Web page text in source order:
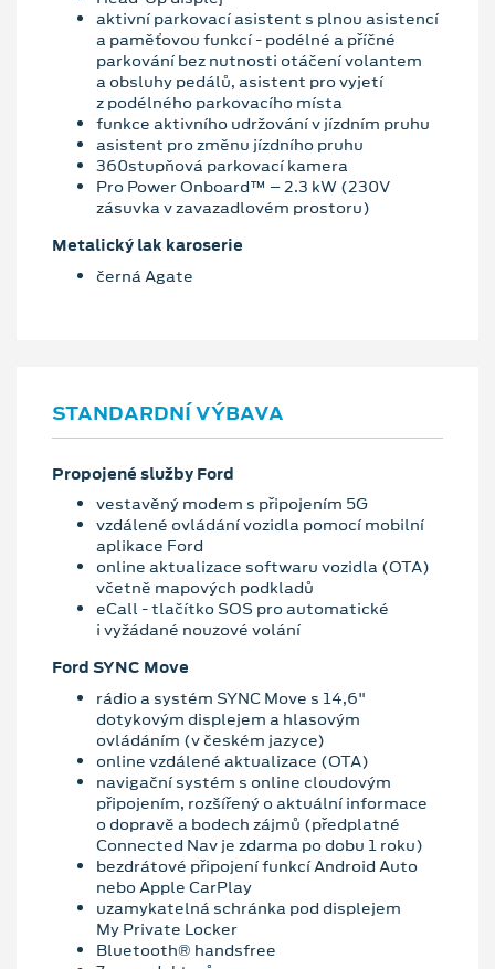
aktivní parkovací asistent s plnou asistencí
a paměťovou funkcí - podélné a příčné
parkování bez nutnosti otáčení volantem
a obsluhy pedálů, asistent pro vyjetí
z podélného parkovacího místa
funkce aktivního udržování v jízdním pruhu
asistent pro změnu jízdního pruhu
360stupňová parkovací kamera
Pro Power Onboard™ – 2.3 kW (230V
zásuvka v zavazadlovém prostoru)
Metalický lak karoserie
černá Agate
STANDARDNÍ VÝBAVA
Propojené služby Ford
vestavěný modem s připojením 5G
vzdálené ovládání vozidla pomocí mobilní
aplikace Ford
online aktualizace softwaru vozidla (OTA)
včetně mapových podkladů
eCall - tlačítko SOS pro automatické
i vyžádané nouzové volání
Ford SYNC Move
rádio a systém SYNC Move s 14,6"
dotykovým displejem a hlasovým
ovládáním (v českém jazyce)
online vzdálené aktualizace (OTA)
navigační systém s online cloudovým
připojením, rozšířený o aktuální informace
o dopravě a bodech zájmů (předplatné
Connected Nav je zdarma po dobu 1 roku)
bezdrátové připojení funkcí Android Auto
nebo Apple CarPlay
uzamykatelná schránka pod displejem
My Private Locker
Bluetooth® handsfree